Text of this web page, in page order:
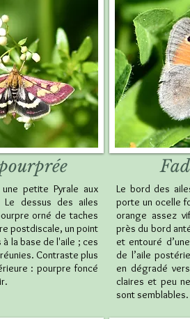
petite Pyrale aux
Le dessus des ailes
orné de taches
postdiscale, un point
la base de l'aile ; ces
Contraste plus
: pourpre foncé
Le bord des
porte un ocelle
orange assez
près du bord
et entouré
de l’aile
en dégradé
claires et peu
sont semblables.